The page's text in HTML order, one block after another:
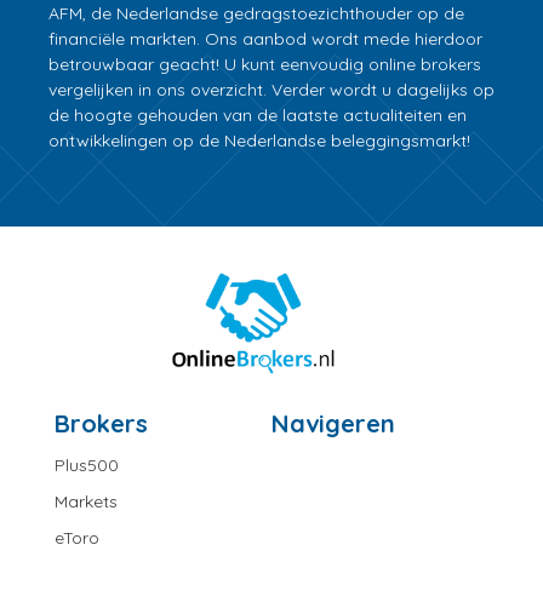
AFM, de Nederlandse gedragstoezichthouder op de
financiële markten. Ons aanbod wordt mede hierdoor
betrouwbaar geacht! U kunt eenvoudig online brokers
vergelijken in ons overzicht. Verder wordt u dagelijks op
de hoogte gehouden van de laatste actualiteiten en
ontwikkelingen op de Nederlandse beleggingsmarkt!
Brokers
Plus500
Markets
eToro
Navigeren